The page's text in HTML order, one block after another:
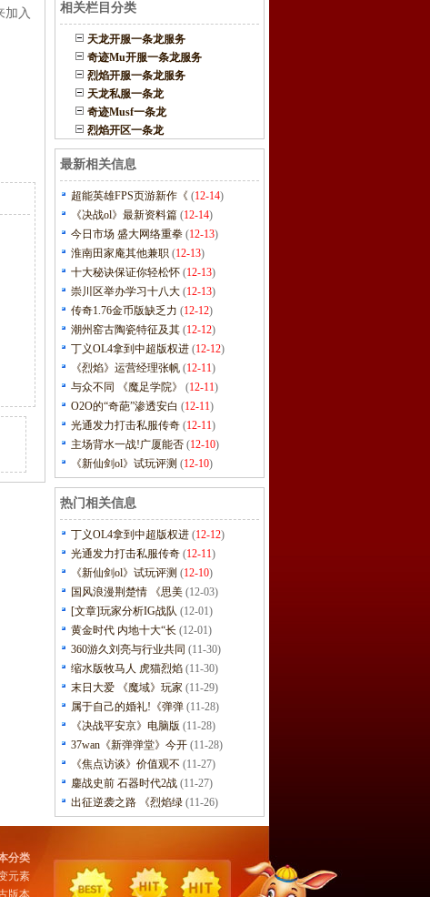
加入
相关栏目分类
天龙开服一条龙服务
奇迹Mu开服一条龙服务
烈焰开服一条龙服务
天龙私服一条龙
奇迹Musf一条龙
烈焰开区一条龙
最新相关信息
超能英雄FPS页游新作《 (12-14)
《决战ol》最新资料篇 (12-14)
今日市场 盛大网络重拳 (12-13)
淮南田家庵其他兼职 (12-13)
十大秘诀保证你轻松怀 (12-13)
崇川区举办学习十八大 (12-13)
传奇1.76金币版缺乏力 (12-12)
潮州窑古陶瓷特征及其 (12-12)
丁义OL4拿到中超版权进 (12-12)
《烈焰》运营经理张帆 (12-11)
与众不同 《魔足学院》
(12-11)
O2O的“奇葩”渗透安白 (12-11)
光通发力打击私服传奇 (12-11)
主场背水一战!广厦能否 (12-10)
《新仙剑ol》试玩评测 (12-10)
热门相关信息
丁义OL4拿到中超版权进 (12-12)
光通发力打击私服传奇 (12-11)
《新仙剑ol》试玩评测 (12-10)
国风浪漫荆楚情 《思美 (12-03)
[文章]玩家分析IG战队 (12-01)
黄金时代 内地十大“长 (12-01)
360游久刘亮与行业共同 (11-30)
缩水版牧马人 虎猫烈焰 (11-30)
末日大爱 《魔域》玩家 (11-29)
属于自己的婚礼!《弹弹 (11-28)
《决战平安京》电脑版 (11-28)
37wan《新弹弹堂》今开 (11-28)
《焦点访谈》价值观不 (11-27)
鏖战史前 石器时代2战 (11-27)
出征逆袭之路 《烈焰绿 (11-26)
分类
元素
版本